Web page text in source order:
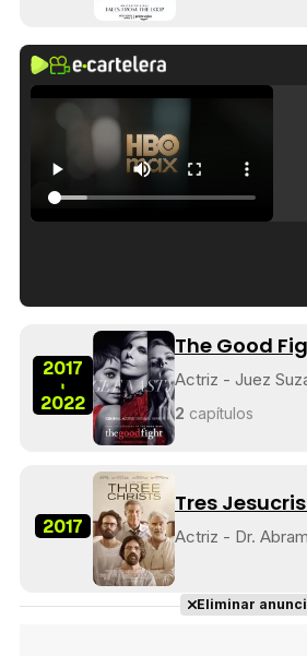
2017
-
2022
The Good
Actriz - Juez
2 capítulos
2017
Tres
Actriz - Dr.
Eliminar